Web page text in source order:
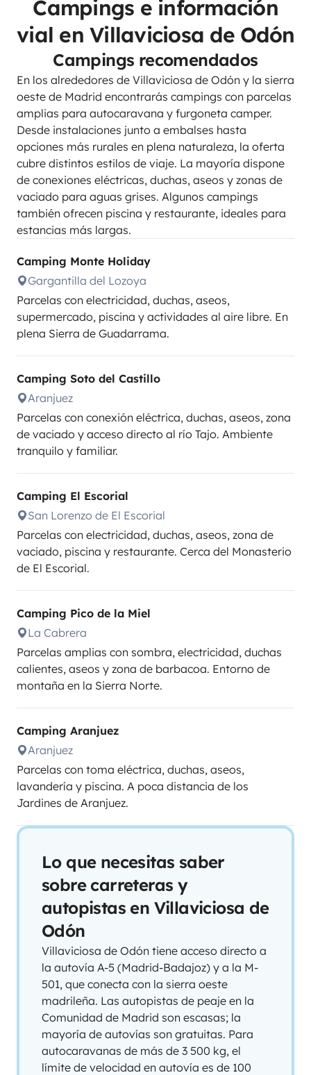
Campings e información
vial en Villaviciosa de Odón
Campings recomendados
En los alrededores de Villaviciosa de Odón y la sierra
oeste de Madrid encontrarás campings con parcelas
amplias para autocaravana y furgoneta camper.
Desde instalaciones junto a embalses hasta
opciones más rurales en plena naturaleza, la oferta
cubre distintos estilos de viaje. La mayoría dispone
de conexiones eléctricas, duchas, aseos y zonas de
vaciado para aguas grises. Algunos campings
también ofrecen piscina y restaurante, ideales para
estancias más largas.
Camping Monte Holiday
Gargantilla del Lozoya
Parcelas con electricidad, duchas, aseos,
supermercado, piscina y actividades al aire libre. En
plena Sierra de Guadarrama.
Camping Soto del Castillo
Aranjuez
Parcelas con conexión eléctrica, duchas, aseos, zona
de vaciado y acceso directo al río Tajo. Ambiente
tranquilo y familiar.
Camping El Escorial
San Lorenzo de El Escorial
Parcelas con electricidad, duchas, aseos, zona de
vaciado, piscina y restaurante. Cerca del Monasterio
de El Escorial.
Camping Pico de la Miel
La Cabrera
Parcelas amplias con sombra, electricidad, duchas
calientes, aseos y zona de barbacoa. Entorno de
montaña en la Sierra Norte.
Camping Aranjuez
Aranjuez
Parcelas con toma eléctrica, duchas, aseos,
lavandería y piscina. A poca distancia de los
Jardines de Aranjuez.
Lo que necesitas saber
sobre carreteras y
autopistas en Villaviciosa de
Odón
Villaviciosa de Odón tiene acceso directo a
la autovía A-5 (Madrid-Badajoz) y a la M-
501, que conecta con la sierra oeste
madrileña. Las autopistas de peaje en la
Comunidad de Madrid son escasas; la
mayoría de autovías son gratuitas. Para
autocaravanas de más de 3 500 kg, el
límite de velocidad en autovía es de 100